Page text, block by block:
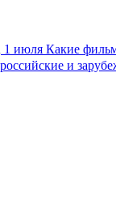
1 июля Какие
российские и